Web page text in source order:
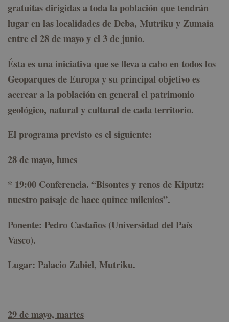
gratuitas dirigidas a toda la población que tendrán
lugar en las localidades de Deba, Mutriku y Zumaia
entre el 28 de mayo y el 3 de junio.
Ésta es una iniciativa que se lleva a cabo en todos los
Geoparques de Europa y su principal objetivo es
acercar a la población en general el patrimonio
geológico, natural y cultural de cada territorio.
El programa previsto es el siguiente:
28 de mayo, lunes
* 19:00 Conferencia. “Bisontes y renos de Kiputz:
nuestro paisaje de hace quince milenios”.
Ponente: Pedro Castaños (Universidad del País
Vasco).
Lugar: Palacio Zabiel, Mutriku.
29 de mayo, martes